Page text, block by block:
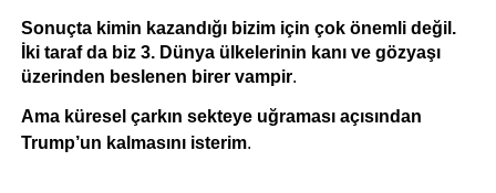
Sonuçta kimin kazandığı bizim için çok önemli değil.
İki taraf da biz 3. Dünya ülkelerinin kanı ve gözyaşı
üzerinden beslenen birer vampir.
Ama küresel çarkın sekteye uğraması açısından
Trump’un kalmasını isterim.